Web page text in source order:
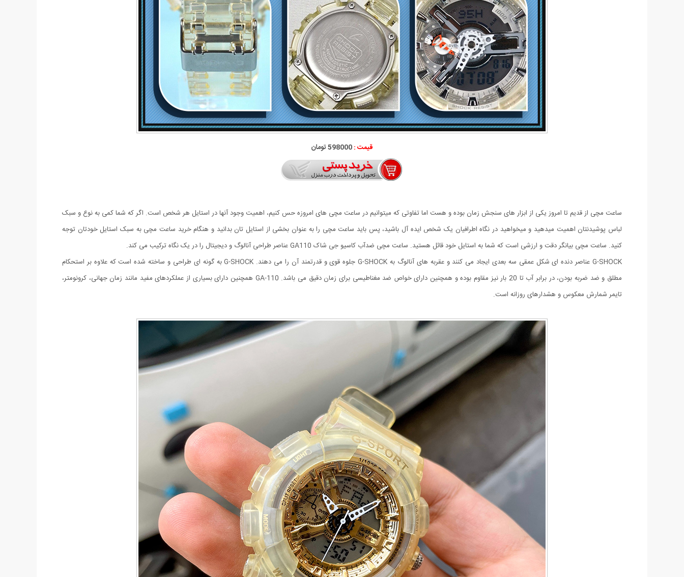
قیمت :598000 تومان
ساعت مچی از قدیم تا امروز یکی از ابزار های سنجش زمان بوده و هست اما تفاوتی که میتوانیم در ساعت مچی های امروزه حس کنیم، اهمیت وجود آنها در استایل هر شخص است. اگر که شما کمی به نوع و سبک
لباس پوشیدنتان اهمیت میدهید و میخواهید در نگاه اطرافیان یک شخص ایده آل باشید، پس باید ساعت مچی را به عنوان بخشی از استایل تان بدانید و هنگام خرید ساعت مچی به سبک استایل خودتان توجه
کنید. ساعت مچی بیانگر دقت و ارزشی است که شما به استایل خود قائل هستید. ساعت مچی ضدآب کاسیو جی شاک GA110 عناصر طراحی آنالوگ و دیجیتال را در یک نگاه ترکیب می کند.
G-SHOCK عناصر دنده ای شکل عمقی سه بعدی ایجاد می کنند و عقربه های آنالوگ به G-SHOCK جلوه قوی و قدرتمند آن را می دهند. G-SHOCK به گونه ای طراحی و ساخته شده است که علاوه بر استحکام
مطلق و ضد ضربه بودن، در برابر آب تا 20 بار نیز مقاوم بوده و همچنین دارای خواص ضد مغناطیسی برای زمان دقیق می باشد. GA-110 همچنین دارای بسیاری از عملکردهای مفید مانند زمان جهانی، کرونومتر،
تایمر شمارش معکوس و هشدارهای روزانه است.